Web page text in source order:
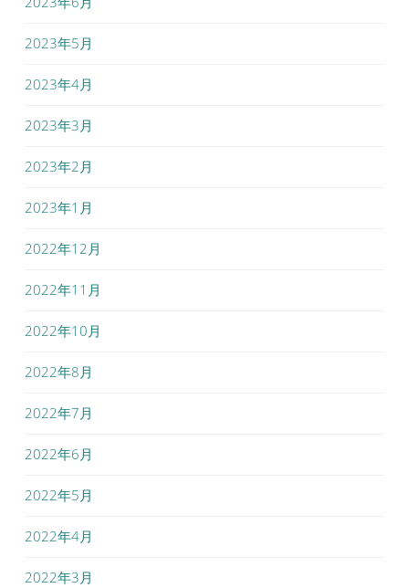
2023年5月
2023年4月
2023年3月
2023年2月
2023年1月
2022年12月
2022年11月
2022年10月
2022年8月
2022年7月
2022年6月
2022年5月
2022年4月
2022年3月